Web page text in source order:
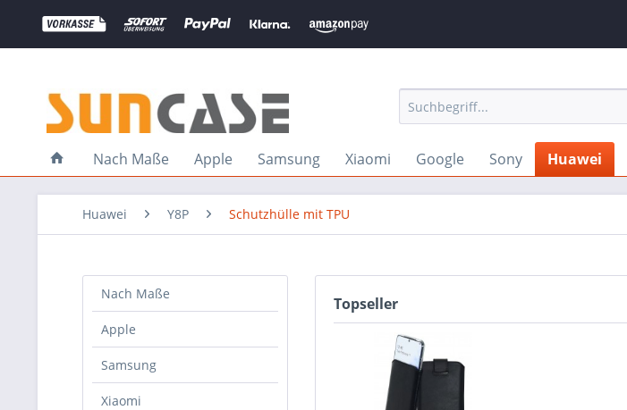
Nach Maße Apple Samsung Xiaomi Google Sony Huawei
Huawei Y8P Schutzhülle mit TPU
Nach Maße
Apple
Samsung
Xiaomi
Topseller